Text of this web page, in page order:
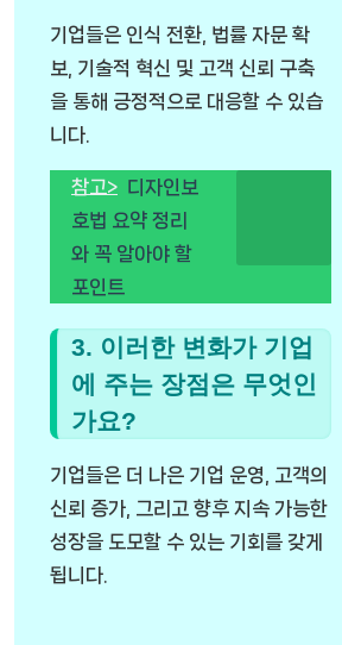
기업들은 인식 전환, 법률 자문 확
보, 기술적 혁신 및 고객 신뢰 구축
을 통해 긍정적으로 대응할 수 있습
니다.
참고> 디자인보
호법 요약 정리
와 꼭 알아야 할
포인트
3. 이러한 변화가 기업
에 주는 장점은 무엇인
가요?
기업들은 더 나은 기업 운영, 고객의
신뢰 증가, 그리고 향후 지속 가능한
성장을 도모할 수 있는 기회를 갖게
됩니다.